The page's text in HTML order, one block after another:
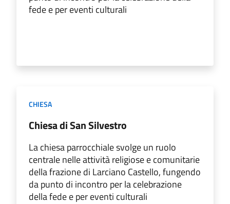
fede e per eventi culturali
CHIESA
Chiesa di San Silvestro
La chiesa parrocchiale svolge un ruolo
centrale nelle attività religiose e comunitarie
della frazione di Larciano Castello, fungendo
da punto di incontro per la celebrazione
della fede e per eventi culturali